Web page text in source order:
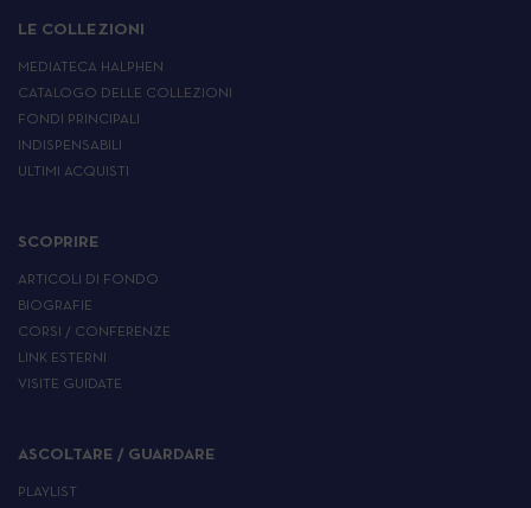
LE COLLEZIONI
MEDIATECA HALPHEN
CATALOGO DELLE COLLEZIONI
FONDI PRINCIPALI
INDISPENSABILI
ULTIMI ACQUISTI
SCOPRIRE
ARTICOLI DI FONDO
BIOGRAFIE
CORSI / CONFERENZE
LINK ESTERNI
VISITE GUIDATE
ASCOLTARE / GUARDARE
PLAYLIST